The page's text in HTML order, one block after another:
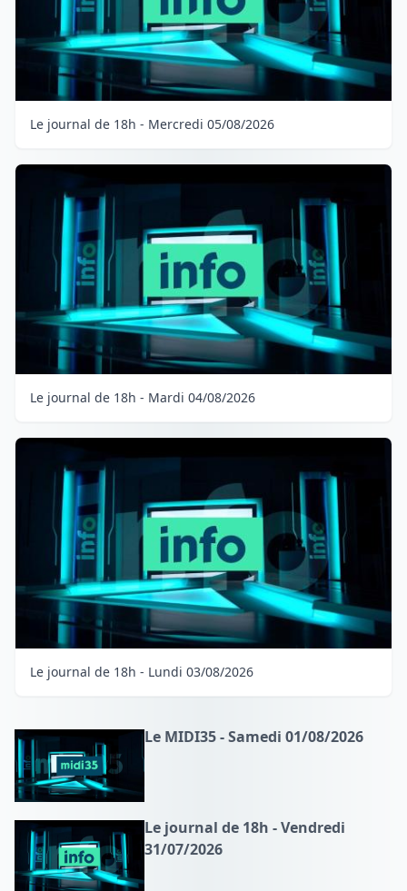
Le journal de 18h - Mercredi 05/08/2026
Le journal de 18h - Mardi 04/08/2026
Le journal de 18h - Lundi 03/08/2026
Le MIDI35 - Samedi 01/08/2026
Le journal de 18h - Vendredi
31/07/2026